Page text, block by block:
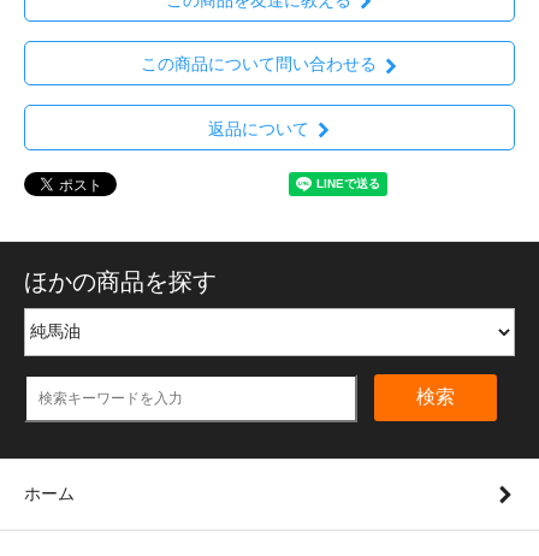
この商品について問い合わせる
返品について
ほかの商品を探す
検索
ホーム